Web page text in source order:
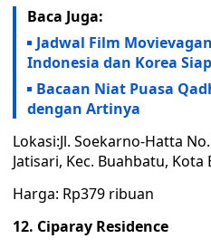
Baca Juga:
Jadwal Film
Indonesia dan Korea
Bacaan Niat Puasa
dengan Artinya
Lokasi:Jl. Soekarno-Hatta
Jatisari, Kec. Buahbatu, Kota
Harga: Rp379 ribuan
12. Ciparay Residence